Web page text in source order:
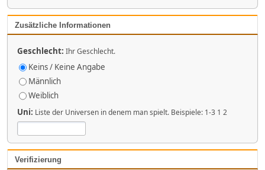
Zusätzliche Informationen
Geschlecht: Ihr Geschlecht.
Keins / Keine Angabe
Männlich
Weiblich
Uni: Liste der Universen in denem man spielt. Beispiele: 1-3 1 2
Verifizierung